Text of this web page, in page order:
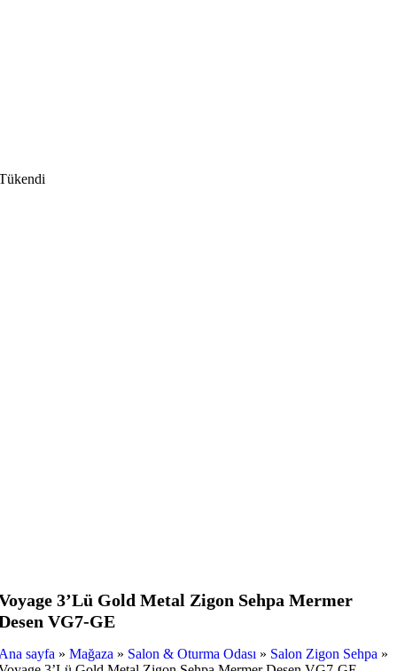
3’Lü Gold Metal Zigon Sehpa Mermer
VG7-GE
sayfa » Mağaza » Salon & Oturma Odası » Salon Zigon Sehpa »